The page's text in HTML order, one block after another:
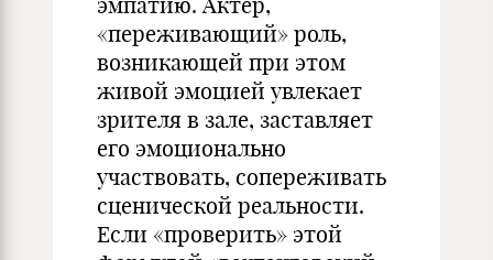
«переживающий» роль,
возникающей при этом
живой эмоцией увлекает
зрителя в зале, заставляет
его эмоционально
участвовать, сопереживать
сценической реальности.
Если «проверить» этой